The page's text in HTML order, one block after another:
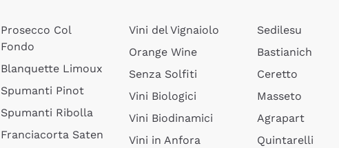
Prosecco Col
Fondo
Blanquette Limoux
Spumanti Pinot
Spumanti Ribolla
Franciacorta Saten
Vini del Vignaiolo
Orange Wine
Senza Solfiti
Vini Biologici
Vini Biodinamici
Vini in Anfora
Sedilesu
Bastianich
Ceretto
Masseto
Agrapart
Quintarelli